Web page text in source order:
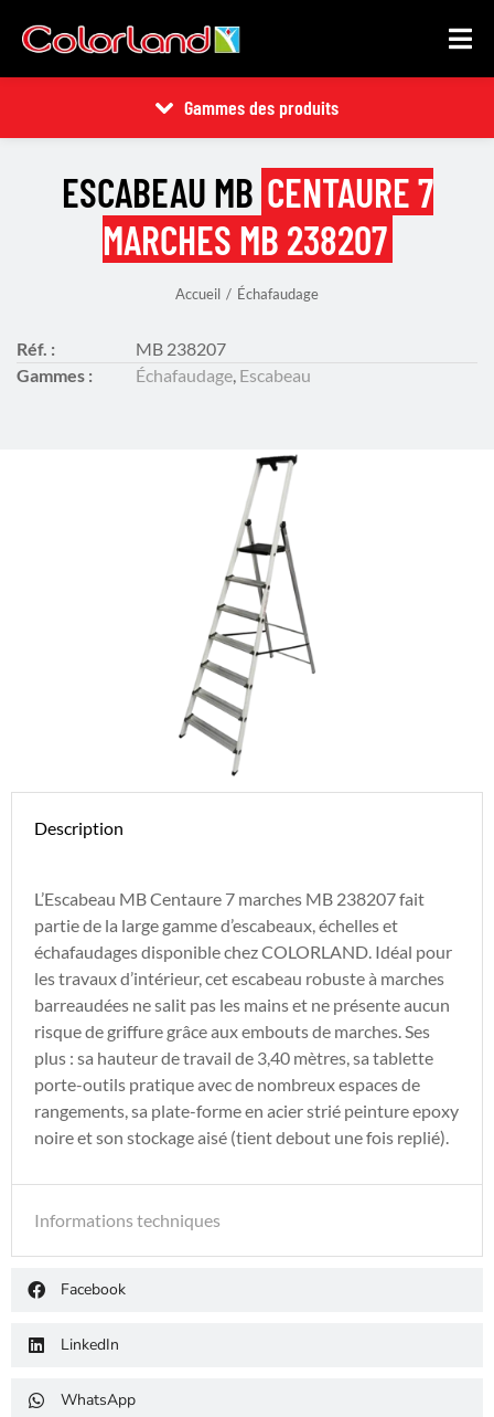
Gammes des produits
ESCABEAU MB CENTAURE 7
MARCHES MB 238207
Accueil Échafaudage
Réf. :
MB 238207
Gammes :
Échafaudage, Escabeau
Description
L’Escabeau MB Centaure 7 marches MB 238207 fait
partie de la large gamme d’escabeaux, échelles et
échafaudages disponible chez COLORLAND. Idéal pour
les travaux d’intérieur, cet escabeau robuste à marches
barreaudées ne salit pas les mains et ne présente aucun
risque de griffure grâce aux embouts de marches. Ses
plus : sa hauteur de travail de 3,40 mètres, sa tablette
porte-outils pratique avec de nombreux espaces de
rangements, sa plate-forme en acier strié peinture epoxy
noire et son stockage aisé (tient debout une fois replié).
Informations techniques
Facebook
LinkedIn
WhatsApp